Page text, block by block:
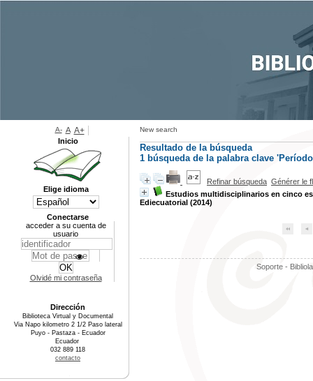
New search
Resultado de la búsqueda
1 búsqueda de la palabra clave
Refinar búsqueda Générer le
Estudios multidisciplinarios en cinco
Ediecuatorial (2014)
Soporte -
A- A A+
Inicio
Elige idioma
Conectarse
acceder a su cuenta de
usuario
Olvidé mi contraseña
Dirección
Biblioteca Virtual y Documental
Via Napo kilometro 2 1/2 Paso lateral
Puyo - Pastaza - Ecuador
Ecuador
032 889 118
contacto